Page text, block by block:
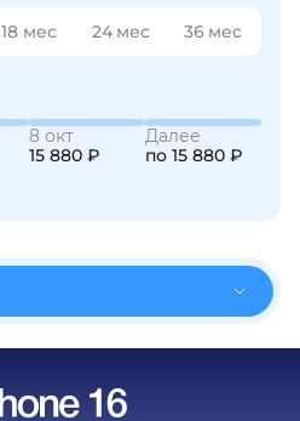
18 мес 24 мес 36 мес
8 окт
15 880 ₽
Далее
по 15 880 ₽